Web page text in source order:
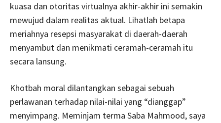
kuasa dan otoritas virtualnya akhir-akhir ini semakin
mewujud dalam realitas aktual. Lihatlah betapa
meriahnya resepsi masyarakat di daerah-daerah
menyambut dan menikmati ceramah-ceramah itu
secara lansung.
Khotbah moral dilantangkan sebagai sebuah
perlawanan terhadap nilai-nilai yang “dianggap”
menyimpang. Meminjam terma Saba Mahmood, saya